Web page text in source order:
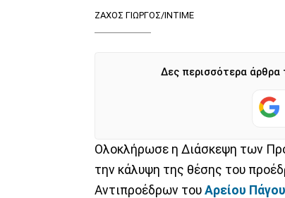
ΖΑΧΟΣ ΓΙΩΡΓΟΣ/INTIME
Δες περισσότερα άρθρα
Ολοκλήρωσε η Διάσκεψη των
την κάλυψη της θέσης του
Αντιπροέδρων του Αρείου Πάγου